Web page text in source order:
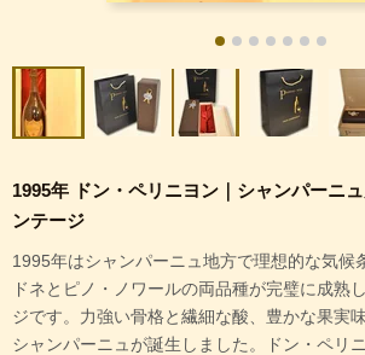
1995年 ドン・ペリニヨン｜シャンパーニ
ンテージ
1995年はシャンパーニュ地方で理想的な気候
ドネとピノ・ノワールの両品種が完璧に成熟
ジです。力強い骨格と繊細な酸、豊かな果実
シャンパーニュが誕生しました。ドン・ペリ